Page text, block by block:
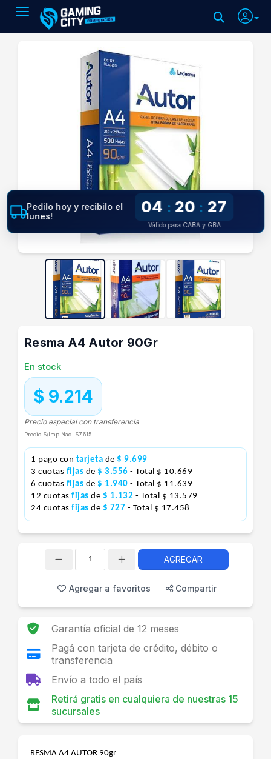
Toggle navigation
Resma A4 Autor 90Gr
En stock
$ 9.214
Precio especial con transferencia
Precio S/Imp.Nac. $7.615
1 pago con tarjeta de $ 9.699
3 cuotas fijas de $ 3.556 - Total $ 10.669
6 cuotas fijas de $ 1.940 - Total $ 11.639
12 cuotas fijas de $ 1.132 - Total $ 13.579
24 cuotas fijas de $ 727 - Total $ 17.458
Pedilo hoy y recibilo el
lunes!
04 : 20 : 27
Válido para CABA y GBA
AGREGAR
Agregar a favoritos Compartir
Garantía oficial de 12 meses
Pagá con tarjeta de crédito, débito o
transferencia
Envío a todo el país
Retirá gratis en cualquiera de nuestras 15
sucursales
RESMA A4 AUTOR 90gr